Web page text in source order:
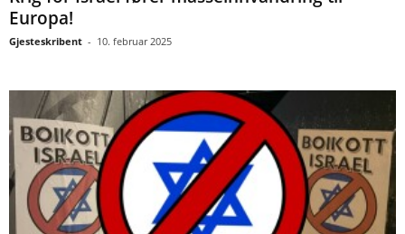
Europa!
Gjesteskribent - 10. februar 2025